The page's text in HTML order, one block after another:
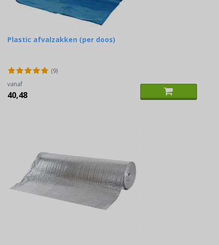
Plastic afvalzakken (per doos)
(9)
vanaf
40,48